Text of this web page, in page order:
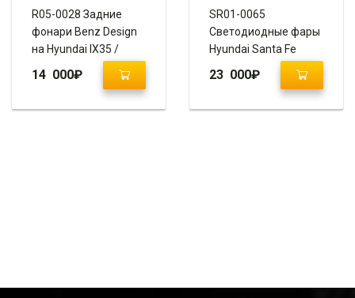
R05-0028 Задние
фонари Benz Design
на Hyundai IX35 /
Tucson IX
(прозрачные, хром)
14 000₽
SR01-0065
Светодиодные фары
Hyundai Santa Fe
2006+”AUDI Q7 Style”
23 000₽